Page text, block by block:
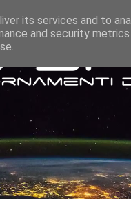
its services and to
and security